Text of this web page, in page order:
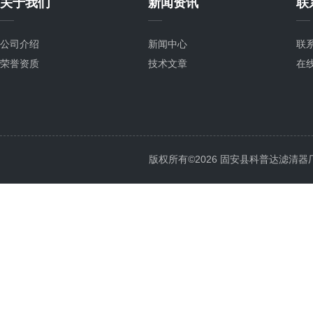
关于我们
公司介绍
荣誉资质
新闻资讯
新闻中心
技术文章
联
联
在
版权所有©2026 固安县科普达滤清